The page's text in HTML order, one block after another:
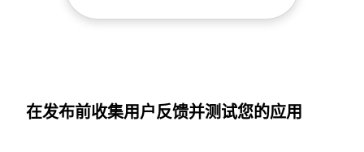
在发布前收集用户反馈并测试您的应用